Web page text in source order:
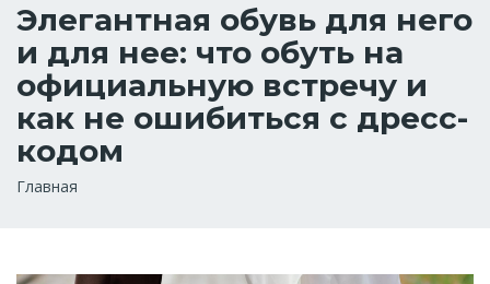
Элегантная обувь для него
и для нее: что обуть на
официальную встречу и
как не ошибиться с дресс-
кодом
Строка
Главная